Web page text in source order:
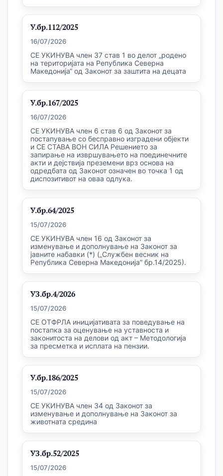
У.бр.112/2025
16/07/2026
СЕ УКИНУВА член 37 став 1 во делот „родено
на територијата на Република Северна
Македонија“ од Законот за заштита на децата
У.бр.167/2025
16/07/2026
СЕ УКИНУВА член 6 став 6 од Законот за
постапување со бесправно изградени објекти
и СЕ СТАВА ВОН СИЛА Решението за
запирање на извршувањето на поединечните
акти и дејствија преземени врз основа на
одредбата од Законот означен во точка 1 од
диспозитивот на оваа одлука.
У.бр.64/2025
15/07/2026
СЕ УКИНУВА член 16 од Законот за
изменување и дополнување на Законот за
јавните набавки (*) („Службен весник на
Република Северна Македонија” бр.14/2025).
УЗ.бр.4/2026
15/07/2026
СЕ ОТФРЛА иницијативата за поведување на
постапка за оценување на уставноста и
законитоста на делови од акт – Методологија
за пресметка и исплата на пензии.
У.бр.186/2025
15/07/2026
СЕ УКИНУВА член 34 од Законот за
изменување и дополнување на Законот за
животната средина
УЗ.бр.52/2025
15/07/2026